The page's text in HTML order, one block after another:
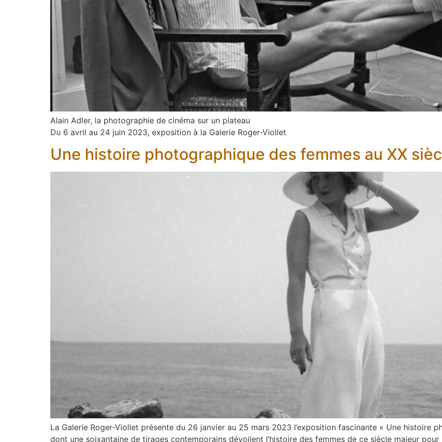
Alain Adler, la photographie de cinéma sur un plateau
Du 6 avril au 24 juin 2023, exposition à la Galerie Roger-Viollet
Une histoire photographique des femmes au XX
La Galerie Roger-Viollet présente du 26 janvier au 25 mars 2023 l’exposition fascinante « Une histoire
dont une soixantaine de tirages contemporains dévoilent l’histoire des femmes de ce siècle majeur